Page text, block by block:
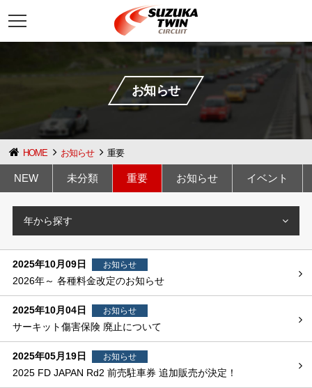
t
a
n
お知らせ
HOME お知らせ 重要
NEW 未分類 重要 お知らせ イベント
年から探す
2025年10月09日 お知らせ
2026年～ 各種料金改定のお知らせ
2025年10月04日 お知らせ
サーキット傷害保険 廃止について
2025年05月19日 お知らせ
2025 FD JAPAN Rd2 前売駐車券 追加販売が決定！